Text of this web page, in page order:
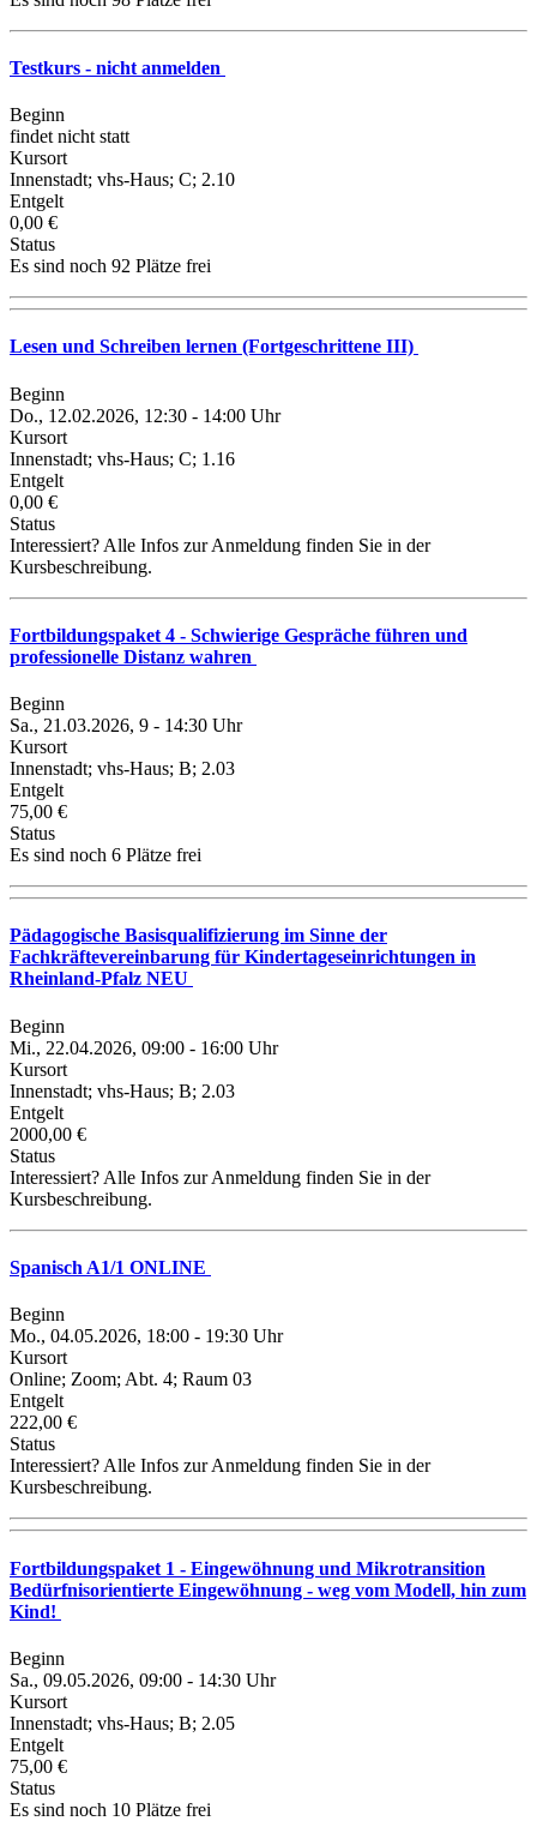
Testkurs - nicht anmelden
Beginn
findet nicht statt
Kursort
Innenstadt; vhs-Haus; C; 2.10
Entgelt
0,00 €
Status
Es sind noch 92 Plätze frei
Lesen und Schreiben lernen (Fortgeschrittene III)
Beginn
Do., 12.02.2026, 12:30 - 14:00 Uhr
Kursort
Innenstadt; vhs-Haus; C; 1.16
Entgelt
0,00 €
Status
Interessiert? Alle Infos zur Anmeldung finden Sie in der
Kursbeschreibung.
Fortbildungspaket 4 - Schwierige Gespräche führen und
professionelle Distanz wahren
Beginn
Sa., 21.03.2026, 9 - 14:30 Uhr
Kursort
Innenstadt; vhs-Haus; B; 2.03
Entgelt
75,00 €
Status
Es sind noch 6 Plätze frei
Pädagogische Basisqualifizierung im Sinne der
Fachkräftevereinbarung für Kindertageseinrichtungen in
Rheinland-Pfalz NEU
Beginn
Mi., 22.04.2026, 09:00 - 16:00 Uhr
Kursort
Innenstadt; vhs-Haus; B; 2.03
Entgelt
2000,00 €
Status
Interessiert? Alle Infos zur Anmeldung finden Sie in der
Kursbeschreibung.
Spanisch A1/1 ONLINE
Beginn
Mo., 04.05.2026, 18:00 - 19:30 Uhr
Kursort
Online; Zoom; Abt. 4; Raum 03
Entgelt
222,00 €
Status
Interessiert? Alle Infos zur Anmeldung finden Sie in der
Kursbeschreibung.
Fortbildungspaket 1 - Eingewöhnung und Mikrotransition
Bedürfnisorientierte Eingewöhnung - weg vom Modell, hin zum
Kind!
Beginn
Sa., 09.05.2026, 09:00 - 14:30 Uhr
Kursort
Innenstadt; vhs-Haus; B; 2.05
Entgelt
75,00 €
Status
Es sind noch 10 Plätze frei